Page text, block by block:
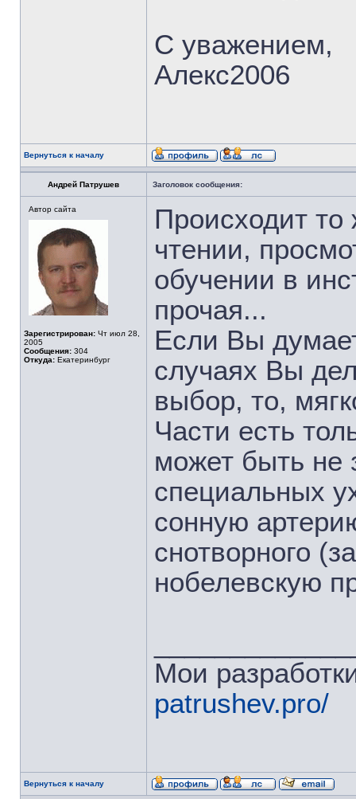
С уважением,
Алекс2006
Вернуться к началу
Андрей Патрушев Заголовок сообщения:
Автор сайта
Зарегистрирован: Чт июл 28,
2005
Сообщения: 304
Откуда: Екатеринбург
Происходит
чтении,
обучении в
прочая...
Если Вы
случаях Вы
выбор, то,
Части есть
может быть не
специальных
сонную
снотворного
нобелевскую
Мои
patrushev.pro/
Вернуться к началу